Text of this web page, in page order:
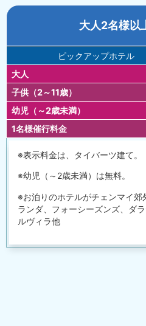
大人2名様以
ピックアップホテル
大人
子供（2～11歳）
幼児（～2歳未満）
1名様催行料金
※表示料金は、タイバーツ建て。
※幼児（～2歳未満）は無料。
※お泊りのホテルがチェンマイ郊
ランダ、フォーシーズンズ、ダ
ルヴィラ他